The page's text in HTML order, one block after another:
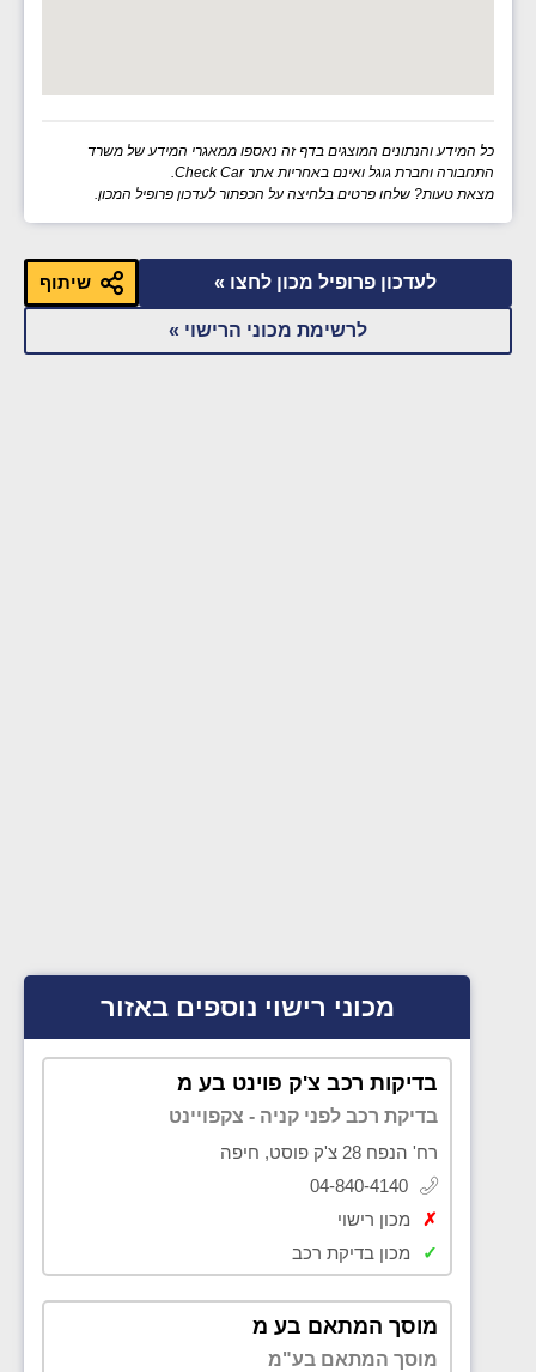
כל המידע והנתונים המוצגים בדף זה נאספו ממאגרי המידע של משרד
התחבורה וחברת גוגל ואינם באחריות אתר Check Car.
מצאת טעות? שלחו פרטים בלחיצה על הכפתור לעדכון פרופיל המכון.
לעדכון פרופיל מכון לחצו »
לרשימת מכוני הרישוי »
שיתוף
מכוני רישוי נוספים באזור
בדיקות רכב צ'ק פוינט בע מ
בדיקת רכב לפני קניה - צקפויינט
רח' הנפח 28 צ'ק פוסט, חיפה
04-840-4140
✗
מכון רישוי
✓
מכון בדיקת רכב
מוסך המתאם בע מ
מוסך המתאם בע"מ